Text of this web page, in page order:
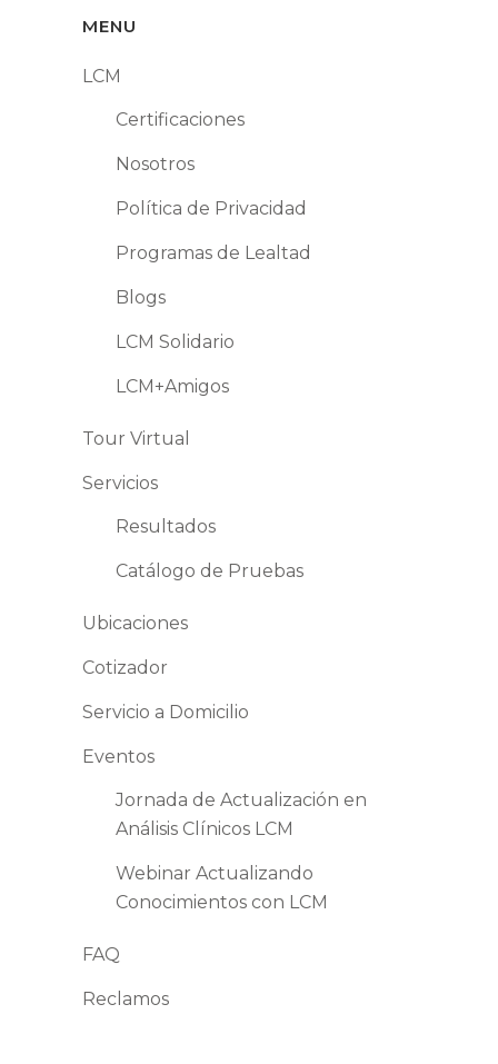
MENU
LCM
Certificaciones
Nosotros
Política de Privacidad
Programas de Lealtad
Blogs
LCM Solidario
LCM+Amigos
Tour Virtual
Servicios
Resultados
Catálogo de Pruebas
Ubicaciones
Cotizador
Servicio a Domicilio
Eventos
Jornada de Actualización en
Análisis Clínicos LCM
Webinar Actualizando
Conocimientos con LCM
FAQ
Reclamos